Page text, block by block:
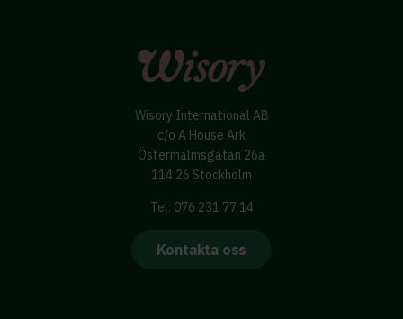
Wisory International AB
c/o A House Ark
Östermalmsgatan 26a
114 26 Stockholm
Tel: 076 231 77 14
Kontakta oss